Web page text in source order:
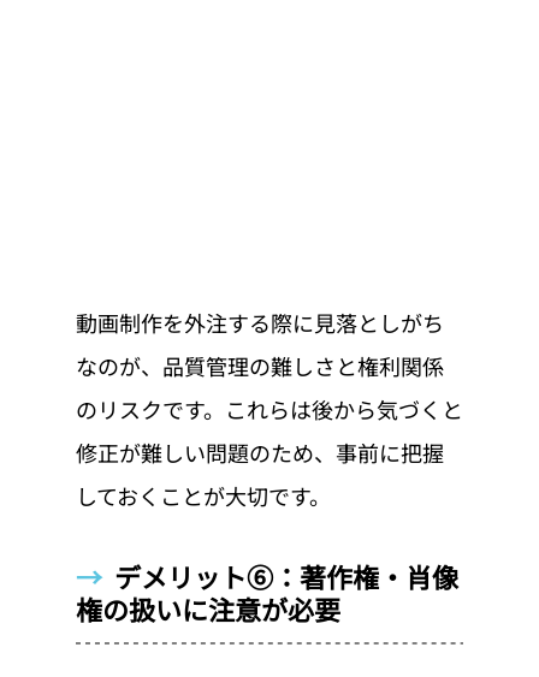
動画制作を外注する際に見落としがち
なのが、品質管理の難しさと権利関係
のリスクです。これらは後から気づくと
修正が難しい問題のため、事前に把握
しておくことが大切です。
→ デメリット⑥：著作権・肖像
権の扱いに注意が必要